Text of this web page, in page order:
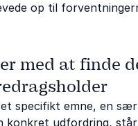
op til
med at finde
specifikt emne, en
konkret udfordring,